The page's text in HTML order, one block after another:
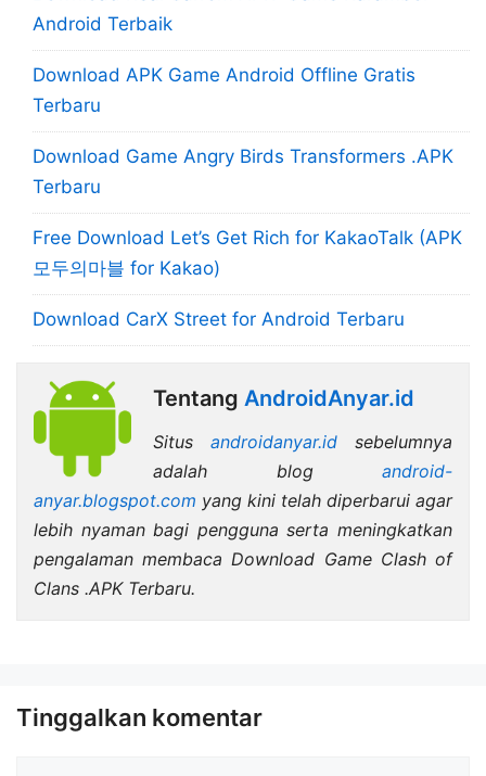
Android Terbaik
Download APK Game Android Offline Gratis
Terbaru
Download Game Angry Birds Transformers .APK
Terbaru
Free Download Let’s Get Rich for KakaoTalk (APK
모두의마블 for Kakao)
Download CarX Street for Android Terbaru
Tentang AndroidAnyar.id
Situs androidanyar.id sebelumnya
adalah blog android-
anyar.blogspot.com yang kini telah diperbarui agar
lebih nyaman bagi pengguna serta meningkatkan
pengalaman membaca Download Game Clash of
Clans .APK Terbaru.
Tinggalkan komentar